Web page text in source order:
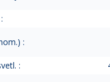
:
: